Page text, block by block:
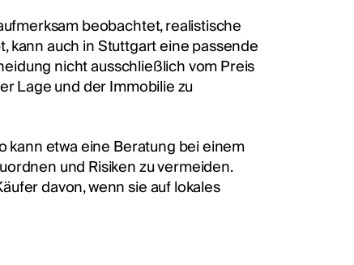
beobachtet, realistische
kann auch in Stuttgart eine passende
nicht ausschließlich vom Preis
Lage und der Immobilie zu
kann etwa eine Beratung bei einem
und Risiken zu vermeiden.
davon, wenn sie auf lokales